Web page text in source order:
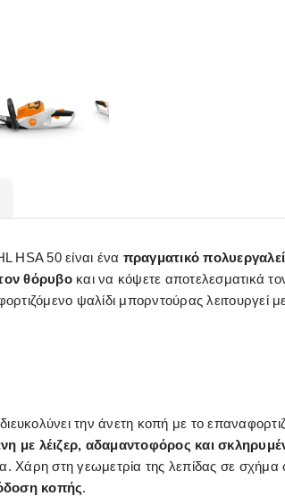
HSA 50 είναι ένα πραγματικό
θόρυβο και να κόψετε αποτελεσματικά
ψαλίδι μπορντούρας λειτουργεί
την άνετη κοπή με το
με λέιζερ, αδαμαντοφόρος και
Χάρη στη γεωμετρία της λεπίδας σε
κοπής.